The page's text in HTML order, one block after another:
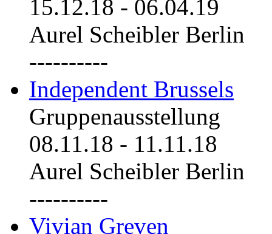
15.12.18 - 06.04.19
Aurel Scheibler Berlin
----------
Independent Brussels
Gruppenausstellung
08.11.18 - 11.11.18
Aurel Scheibler Berlin
----------
Vivian Greven